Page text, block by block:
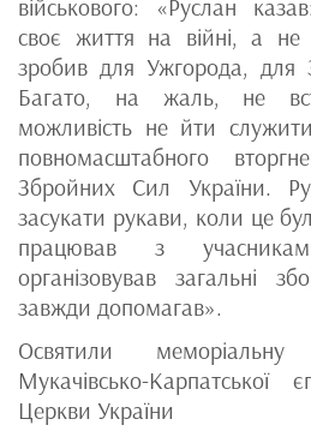
військового: «Руслан
своє життя на війні, а не
зробив для Ужгорода, для
Багато, на жаль, не
можливість не йти
повномасштабного
Збройних Сил України.
засукати рукави, коли це
працював з
організовував загальні
завжди допомагав».
Освятили
Мукачівсько-Карпатської
Церкви України